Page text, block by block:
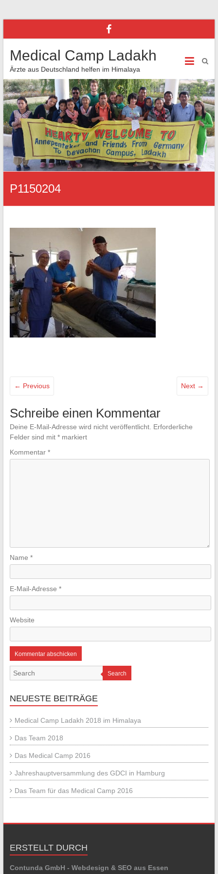
Medical Camp Ladakh
Ärzte aus Deutschland helfen im Himalaya
P1150204
← Previous Next →
Schreibe einen Kommentar
Deine E-Mail-Adresse wird nicht veröffentlicht. Erforderliche
Felder sind mit *markiert
Kommentar *
Name *
E-Mail-Adresse *
Website
Search
NEUESTE BEITRÄGE
Medical Camp Ladakh 2018 im Himalaya
Das Team 2018
Das Medical Camp 2016
Jahreshauptversammlung des GDCI in Hamburg
Das Team für das Medical Camp 2016
ERSTELLT DURCH
Contunda GmbH - Webdesign & SEO aus Essen